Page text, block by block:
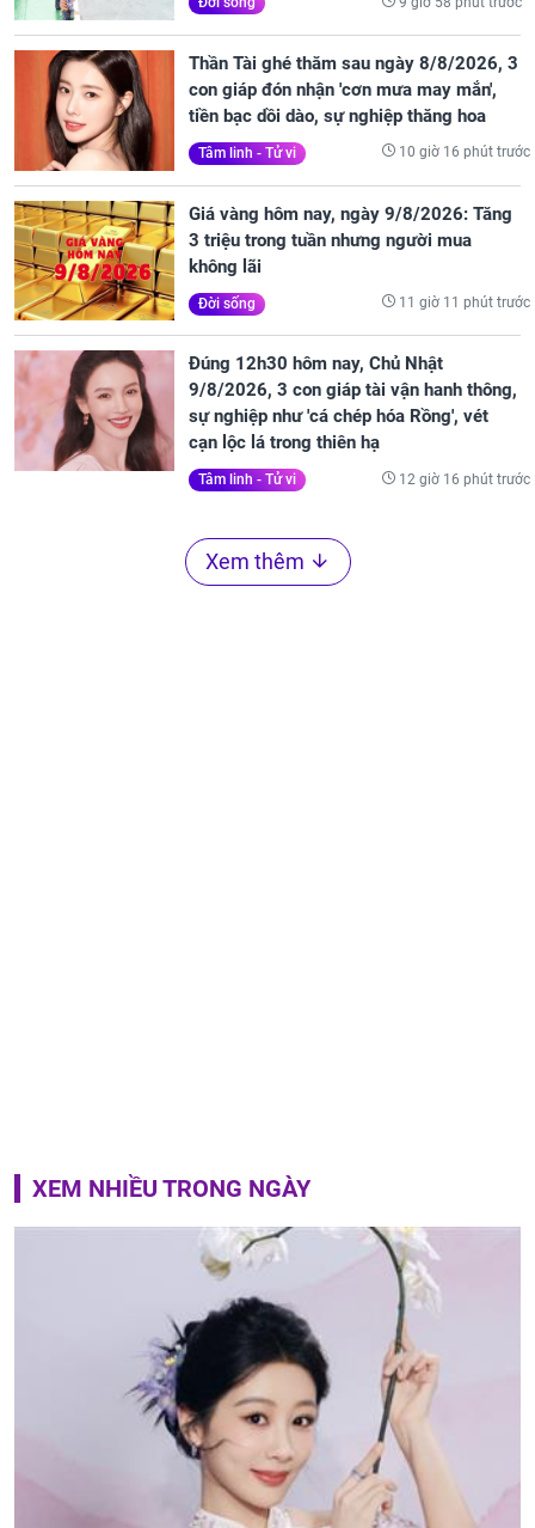
Thần Tài ghé thăm sau ngày 8/8/2026, 3
con giáp đón nhận 'cơn mưa may mắn',
tiền bạc dồi dào, sự nghiệp thăng hoa
Tâm linh - Tử vi 10 giờ 16 phút trước
Giá vàng hôm nay, ngày 9/8/2026: Tăng
3 triệu trong tuần nhưng người mua
không lãi
Đời sống 11 giờ 11 phút trước
Đúng 12h30 hôm nay, Chủ Nhật
9/8/2026, 3 con giáp tài vận hanh thông,
sự nghiệp như 'cá chép hóa Rồng', vét
cạn lộc lá trong thiên hạ
Tâm linh - Tử vi 12 giờ 16 phút trước
Xem thêm
XEM NHIỀU TRONG NGÀY